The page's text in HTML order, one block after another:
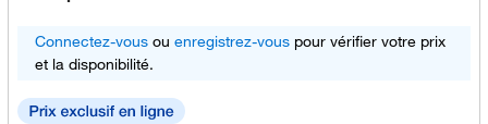
Connectez-vousou enregistrez-vouspour vérifier votre prix
et la disponibilité.